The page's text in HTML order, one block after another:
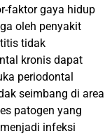
faktor gaya hidup
oleh penyakit
tidak
kronis dapat
periodontal
seimbang di area
patogen yang
infeksi